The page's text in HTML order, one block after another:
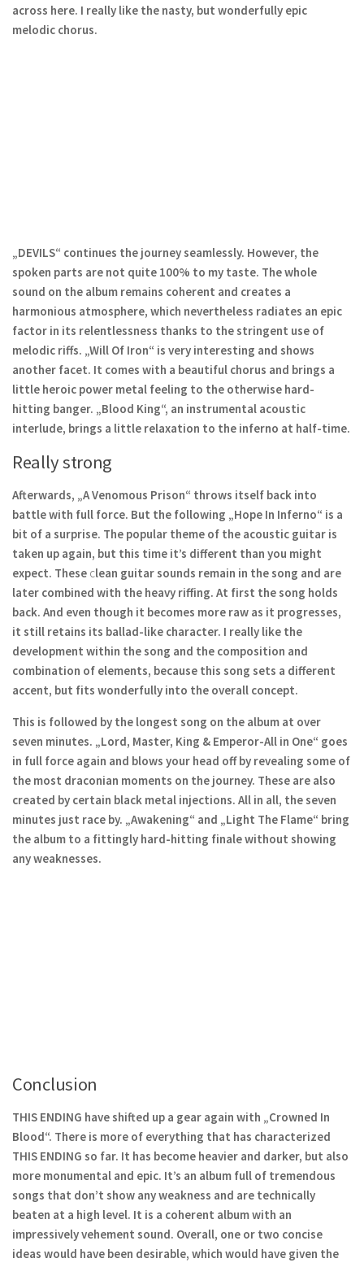
across here. I really like the nasty, but wonderfully epic
melodic chorus.
„DEVILS“ continues the journey seamlessly. However, the
spoken parts are not quite 100% to my taste. The whole
sound on the album remains coherent and creates a
harmonious atmosphere, which nevertheless radiates an epic
factor in its relentlessness thanks to the stringent use of
melodic riffs. „Will Of Iron“ is very interesting and shows
another facet. It comes with a beautiful chorus and brings a
little heroic power metal feeling to the otherwise hard-
hitting banger. „Blood King“, an instrumental acoustic
interlude, brings a little relaxation to the inferno at half-time.
Really strong
Afterwards, „A Venomous Prison“ throws itself back into
battle with full force. But the following „Hope In Inferno“ is a
bit of a surprise. The popular theme of the acoustic guitar is
taken up again, but this time it’s different than you might
expect. These clean guitar sounds remain in the song and are
later combined with the heavy riffing. At first the song holds
back. And even though it becomes more raw as it progresses,
it still retains its ballad-like character. I really like the
development within the song and the composition and
combination of elements, because this song sets a different
accent, but fits wonderfully into the overall concept.
This is followed by the longest song on the album at over
seven minutes. „Lord, Master, King & Emperor-All in One“ goes
in full force again and blows your head off by revealing some of
the most draconian moments on the journey. These are also
created by certain black metal injections. All in all, the seven
minutes just race by. „Awakening“ and „Light The Flame“ bring
the album to a fittingly hard-hitting finale without showing
any weaknesses.
Conclusion
THIS ENDING have shifted up a gear again with „Crowned In
Blood“. There is more of everything that has characterized
THIS ENDING so far. It has become heavier and darker, but also
more monumental and epic. It’s an album full of tremendous
songs that don’t show any weakness and are technically
beaten at a high level. It is a coherent album with an
impressively vehement sound. Overall, one or two concise
ideas would have been desirable, which would have given the